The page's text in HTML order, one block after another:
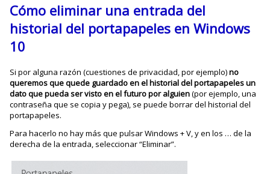
Cómo eliminar una entrada del
historial del portapapeles en Windows
10
Si por alguna razón (cuestiones de privacidad, por ejemplo)no
queremos que quede guardado en el historial del portapapeles un
dato que pueda ser visto en el futuro por alguien(por ejemplo, una
contraseña que se copia y pega), se puede borrar del historial del
portapapeles.
Para hacerlo no hay más que pulsar Windows + V, y en los … de la
derecha de la entrada, seleccionar “Eliminar”.